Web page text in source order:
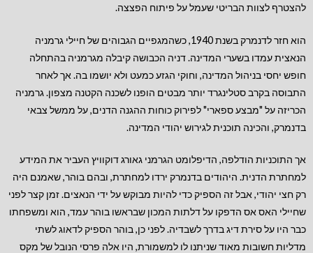
להצטרף לצוות הבריטי שעמל על פיתוח הפצצה.
הוא חזר לדנמרק בשנת 1940, כשהמגפיים הגבוהים של חיילי גרמניה
הנאצית עמדו בשערי המדינה. דניה הכבושה קיבלה מגרמניה בהתחלה
חופש יחסי בניהול המדינה, וחוקי הגזע כמעט ולא יושמו בה. אך לאחר
התבוסה בקרב סטלינגרד יותר מבטים הופנו לשכנה הקטנה מצפון. גרמניה
הכריזה על "מבצע ספארי" לפירוק כוחות ההגנה הדנים, על ממשל צבאי
בדנמרק, והכינה תוכנית לגירוש יהודי המדינה.
אך התוכניות הודלפה, הדיפלומט הגרמני גאורג דוקוויץ העביר את המידע
למחתרת הדנית. היהודים בדנמרק ירדו למחתרת, ובהם בוהר, שאמנם היה
רק חצי יהודי, אבל זה הספיק כדי להיות מבוקש על ידי הנאצים. זמן קצר לפני
שחיילי האס אס הדפקו על דלתות המכון שבראשו בוהר עמד, הוא ומשפחתו
כבר היו על סירת דיג בדרך לשבדיה. לפני כן, בוהר הספיק לדאוג לשתי
מדליות חשובות מאוד שניתנו לו למשמורת, היו אלה פרסי הנובל של מקס